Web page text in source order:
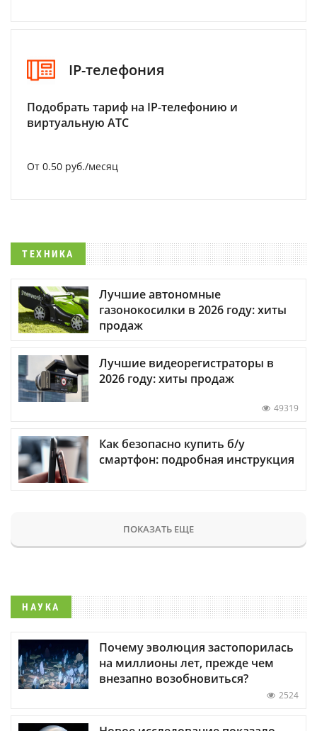
IP-телефония
Подобрать тариф на IP-телефонию и
виртуальную АТС
От 0.50 руб./месяц
ТЕХНИКА
Лучшие автономные
газонокосилки в 2026 году: хиты
продаж
Лучшие видеорегистраторы в
2026 году: хиты продаж
49319
Как безопасно купить б/у
смартфон: подробная инструкция
ПОКАЗАТЬ ЕЩЕ
НАУКА
Почему эволюция застопорилась
на миллионы лет, прежде чем
внезапно возобновиться?
2524